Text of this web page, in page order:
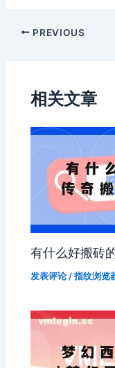
PREVIOUS
相关文章
有什么好搬砖
发表评论 /指纹浏览